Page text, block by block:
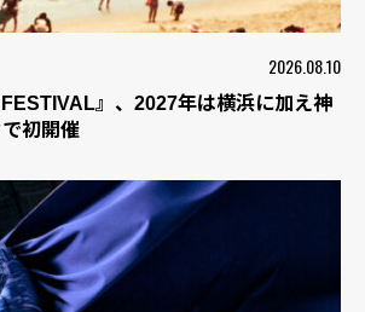
2026.08.10
FESTIVAL』、2027年は横浜に加え神
初開催